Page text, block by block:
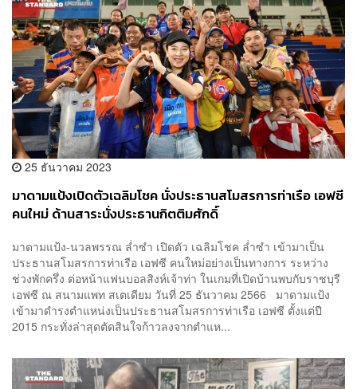
25 ธันวาคม 2023
มาดามแป้งเปิดตัวเฉลิมโชค นั่งประธานสโมสรการท่าเรือ เอฟซี
คนใหม่ ด้านสาระนั่งประธานกิตติมศักดิ์
มาดามแป้ง-นวลพรรณ ล่ำซำ เปิดตัว เฉลิมโชค ล่ำซำ เข้ามาเป็น
ประธานสโมสรการท่าเรือ เอฟซี คนใหม่อย่างเป็นทางการ ระหว่าง
ช่วงพักครึ่ง ต่อหน้าแฟนบอลสิงห์เจ้าท่า ในเกมที่เปิดบ้านพบกับราชบุรี
เอฟซี ณ สนามแพท สเตเดียม วันที่ 25 ธันวาคม 2566 มาดามแป้ง
เข้ามาดำรงตำแหน่งเป็นประธานสโมสรการท่าเรือ เอฟซี ตั้งแต่ปี
2015 กระทั่งล่าสุดตัดสินใจก้าวลงจากตำแห...